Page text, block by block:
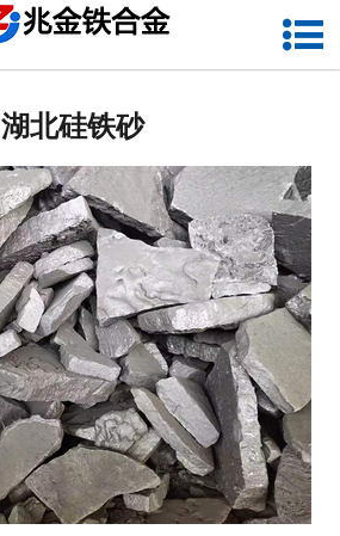
网站首页
湖北金属硅
湖北碳化硅
湖北铬铁
湖北球化剂
湖北增碳剂
湖北硅铁砂